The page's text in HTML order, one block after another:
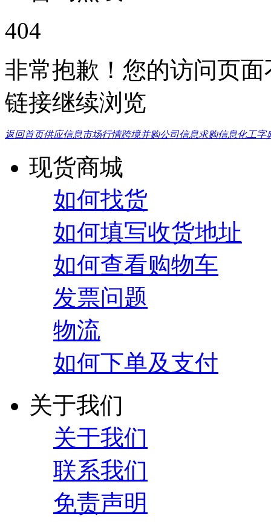
404
非常抱歉！您的访问页
链接继续浏览
返回首页供应信息市场行情跨境并购公司信息求购信息化工字
现货商城
如何找货
如何填写收货地址
如何查看购物车
发票问题
物流
如何下单及支付
关于我们
关于我们
联系我们
免责声明